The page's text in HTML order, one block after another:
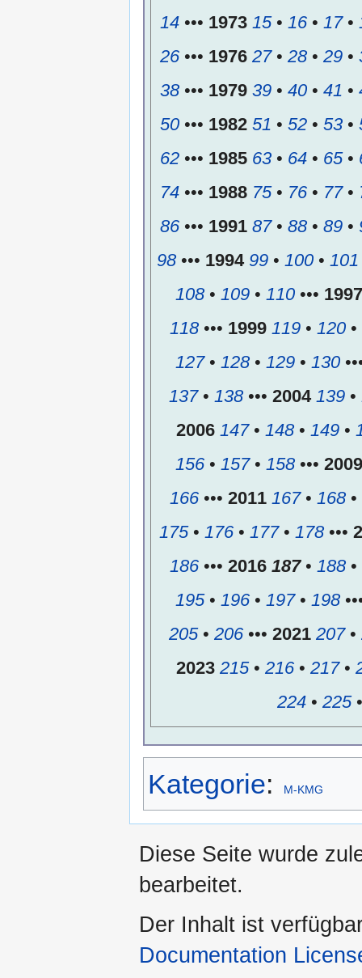
14••• 1973 15• 16• 17•
26••• 1976 27• 28• 29•
38••• 1979 39• 40• 41 •
50••• 1982 51 • 52• 53•
62••• 1985 63• 64• 65•
74••• 1988 75• 76• 77•
86••• 1991 87• 88• 89•
98••• 1994 99• 100• 101
108• 109• 110••• 1997
118••• 1999 119• 120•
127• 128• 129• 130
137• 138••• 2004 139•
2006 147• 148• 149•
156• 157• 158••• 2009
166••• 2011 167• 168•
175• 176• 177• 178•••
186••• 2016 187• 188•
195• 196• 197• 198
205• 206••• 2021 207•
2023 215• 216• 217•
224• 225
Kategorie: M-KMG
Diese Seite wurde
bearbeitet.
Der Inhalt ist
Documentation